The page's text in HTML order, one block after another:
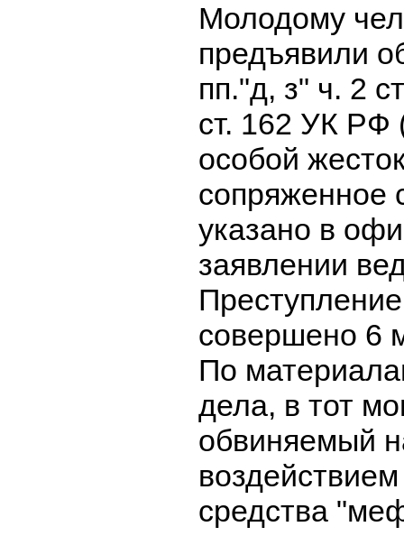
Молодому
предъявили
пп."д, з" ч. 2
ст. 162 УК РФ
особой
сопряженное
указано в
заявлении
совершено 6
По
дела, в тот
обвиняемый
воздействием
средства